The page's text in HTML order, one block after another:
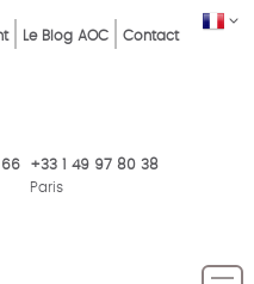
FR
Le Blog AOC Contact
66
+33 1 49 97 80 38
Paris